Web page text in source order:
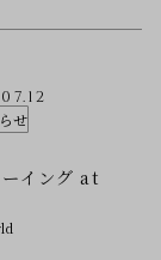
せ
イング at